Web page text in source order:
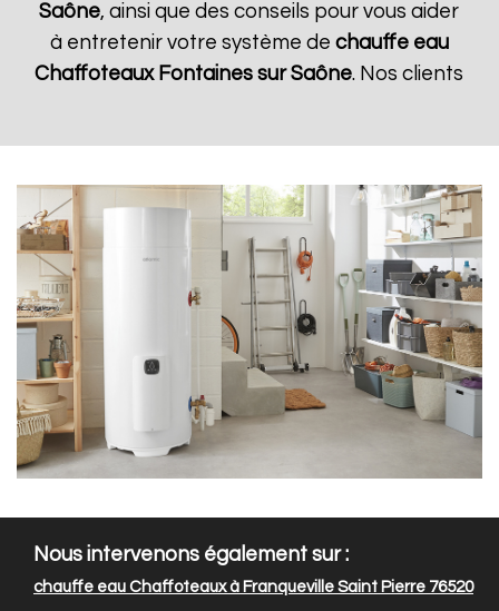
Saône, ainsi que des conseils pour vous aider
à entretenir votre système de chauffe eau
Chaffoteaux Fontaines sur Saône. Nos clients
Nous intervenons également sur :
chauffe eau Chaffoteaux à Franqueville Saint Pierre 76520